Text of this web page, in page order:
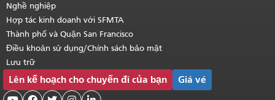
Nghề nghiệp
Hợp tác kinh doanh với SFMTA
Thành phố và Quận San Francisco
Điều khoản sử dụng/Chính sách bảo mật
Lưu trữ
Lên kế hoạch cho chuyến đi của bạn Giá vé